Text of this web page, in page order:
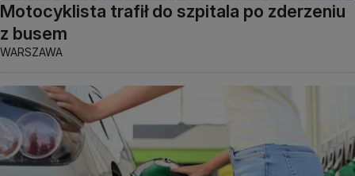
Motocyklista trafił do szpitala po zderzeniu
z busem
WARSZAWA